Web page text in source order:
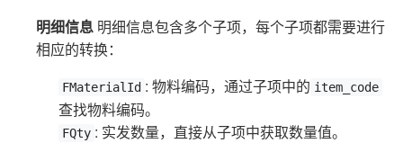
明细信息 明细信息包含多个子项，每个子项都需要进行
相应的转换：
FMaterialId : 物料编码，通过子项中的 item_code
查找物料编码。
FQty : 实发数量，直接从子项中获取数量值。